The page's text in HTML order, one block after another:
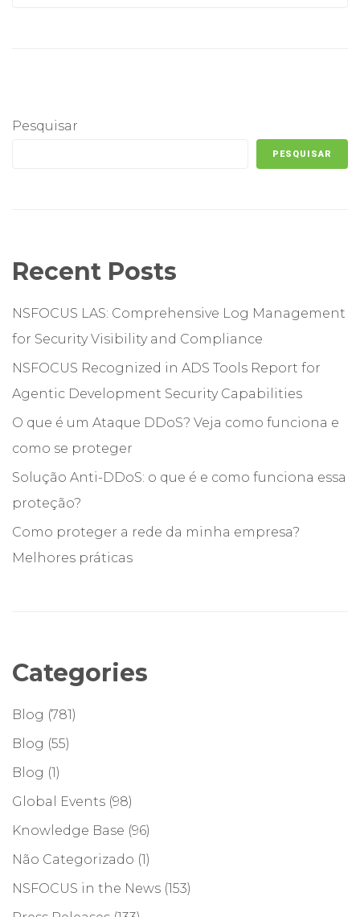
Pesquisar
PESQUISAR
Recent Posts
NSFOCUS LAS: Comprehensive Log Management
for Security Visibility and Compliance
NSFOCUS Recognized in ADS Tools Report for
Agentic Development Security Capabilities
O que é um Ataque DDoS? Veja como funciona e
como se proteger
Solução Anti-DDoS: o que é e como funciona essa
proteção?
Como proteger a rede da minha empresa?
Melhores práticas
Categories
Blog (781)
Blog (55)
Blog (1)
Global Events (98)
Knowledge Base (96)
Não Categorizado (1)
NSFOCUS in the News (153)